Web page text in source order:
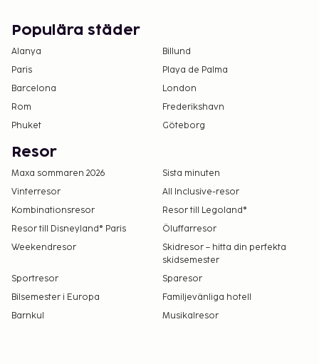
Populära städer
Alanya
Billund
Paris
Playa de Palma
Barcelona
London
Rom
Frederikshavn
Phuket
Göteborg
Resor
Maxa sommaren 2026
Sista minuten
Vinterresor
All Inclusive-resor
Kombinationsresor
Resor till Legoland®
Resor till Disneyland® Paris
Öluffarresor
Weekendresor
Skidresor – hitta din perfekta
skidsemester
Sportresor
Sparesor
Bilsemester i Europa
Familjevänliga hotell
Barnkul
Musikalresor